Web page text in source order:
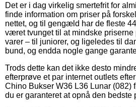
Det er i dag virkelig smertefrit for
finde information om priser på
nettet, og til gengæld har de fleste
været tvunget til at mindske priserne
varer – til juniorer, og ligeledes til
bund, og endda nogle gange
Trods dette kan det ikke desto
efterprøve et par internet outlets
Chino Bukser W36 L36 Lunar (082)
du er garanteret at opnå den bedste